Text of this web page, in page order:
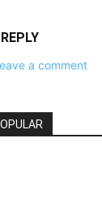
a comment